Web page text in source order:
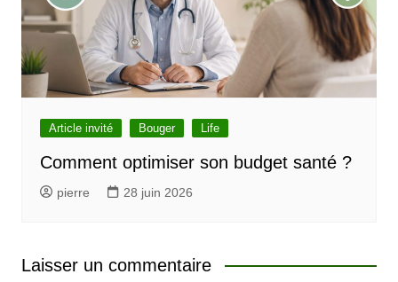
Article invité Bouger Life
Comment optimiser son budget santé ?
pierre 28 juin 2026
Laisser un commentaire